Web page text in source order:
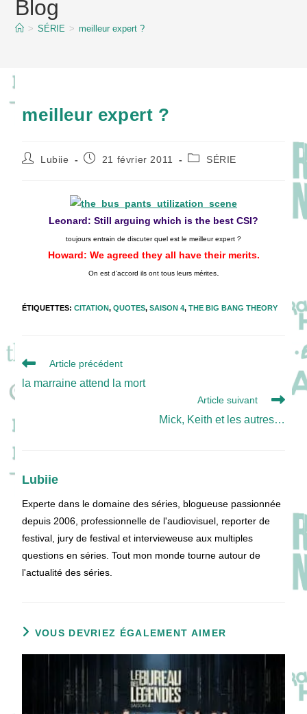
contentBlog
> SÉRIE > meilleur expert ?
meilleur expert ?
Auteur/autrice
publication :
Lubiie
Publication
21 février 2011
PostSÉRIE
Leonard: Still arguing which is the best CSI?
toujours entrain de discuter quel est le meilleur expert ?
Howard: We agreed they all have their merits.
On est d’accord ils ont tous leurs mérites.
ÉTIQUETTES:CITATION, QUOTES, SAISON 4, THE BIG BANG THEORY
Read
articles
Article précédent
la marraine attend la mort
Article suivant
Mick, Keith et les autres…
Lubiie
Experte dans le domaine des séries, blogueuse passionnée
depuis 2006, professionnelle de l'audiovisuel, reporter de
festival, jury de festival et intervieweuse aux multiples
questions en séries. Tout mon monde tourne autour de
l'actualité des séries.
VOUS DEVRIEZ ÉGALEMENT AIMER